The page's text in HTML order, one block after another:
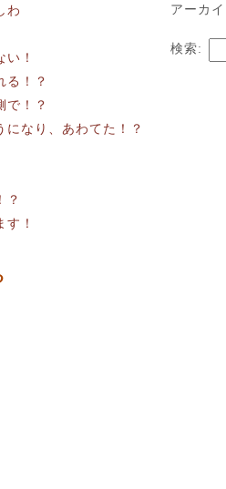
わ
！
る！？
で！？
になり、あわてた！？
？
！
アーカ
検索: